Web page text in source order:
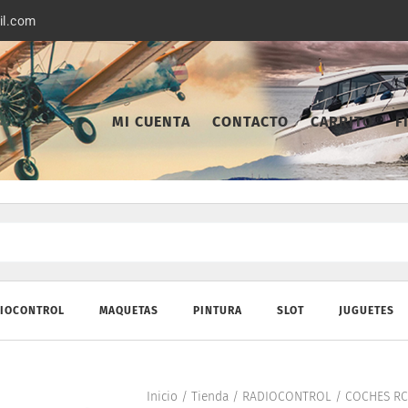
MI CUENTA CONTACTO CARRITO
MAQUETAS PINTURA SLOT JUGUETES
Inicio / Tienda/ RADIOCONTROL/ COCHES RC